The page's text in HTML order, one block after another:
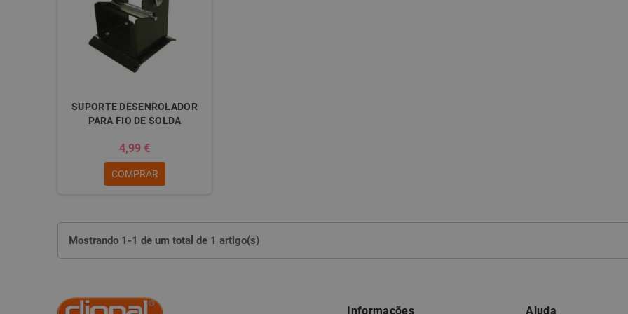
SUPORTE DESENROLADOR
PARA FIO DE SOLDA
4,99 €
COMPRAR
Mostrando 1-1 de um total de 1 artigo(s)
Informações Ajuda